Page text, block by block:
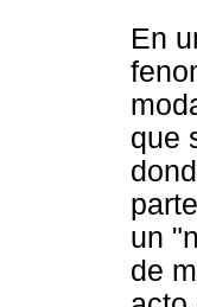
En
que
un
de